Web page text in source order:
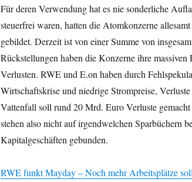
Für deren Verwendung hat es nie sonderliche
steuerfrei waren, hatten die Atomkonzerne
gebildet. Derzeit ist von einer Summe von
Rückstellungen haben die Konzerne ihre
Verlusten. RWE und E.on haben durch
Wirtschaftskrise und niedrige Strompreise,
Vattenfall soll rund 20 Mrd. Euro Verluste
stehen also nicht auf irgendwelchen Sparbüchern
Kapitalgeschäften gebunden.
RWE funkt Mayday – Noch mehr Arbeitsplätze